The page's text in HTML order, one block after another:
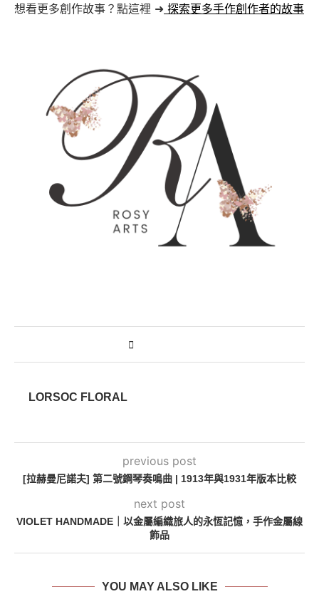
想看更多創作故事？點這裡 ➜ 探索更多手作創作者的故事
LORSOC FLORAL
previous post
[拉赫曼尼諾夫] 第二號鋼琴奏鳴曲 | 1913年與1931年版本比較
next post
VIOLET HANDMADE｜以金屬編織旅人的永恆記憶，手作金屬線
飾品
YOU MAY ALSO LIKE